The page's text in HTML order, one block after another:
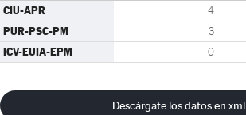
CIU-APR 4
PUR-PSC-PM 3
ICV-EUIA-EPM 0
Descárgate los datos en xml